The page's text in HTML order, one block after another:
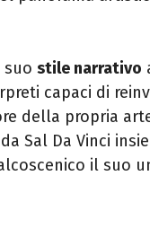
suo stile narrativo
capaci di
della propria
Sal Da Vinci
il suo